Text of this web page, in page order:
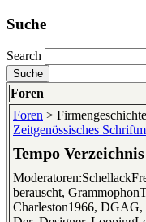
Suche
Search
Foren
Foren >
Zeitgenössisches
Tempo
berauscht,
Charleston1966, DGAG,